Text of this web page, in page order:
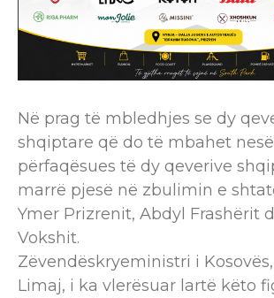
Në prag të mbledhjes se dy
shqiptare që do të mbahet
përfaqësues të dy qeverive
marrë pjesë në zbulimin e
Ymer Prizrenit, Abdyl Frashërit
Vokshit.
Zëvendëskryeministri i
Limaj, i ka vlerësuar lartë këto